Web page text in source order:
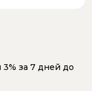
за 7 дней до